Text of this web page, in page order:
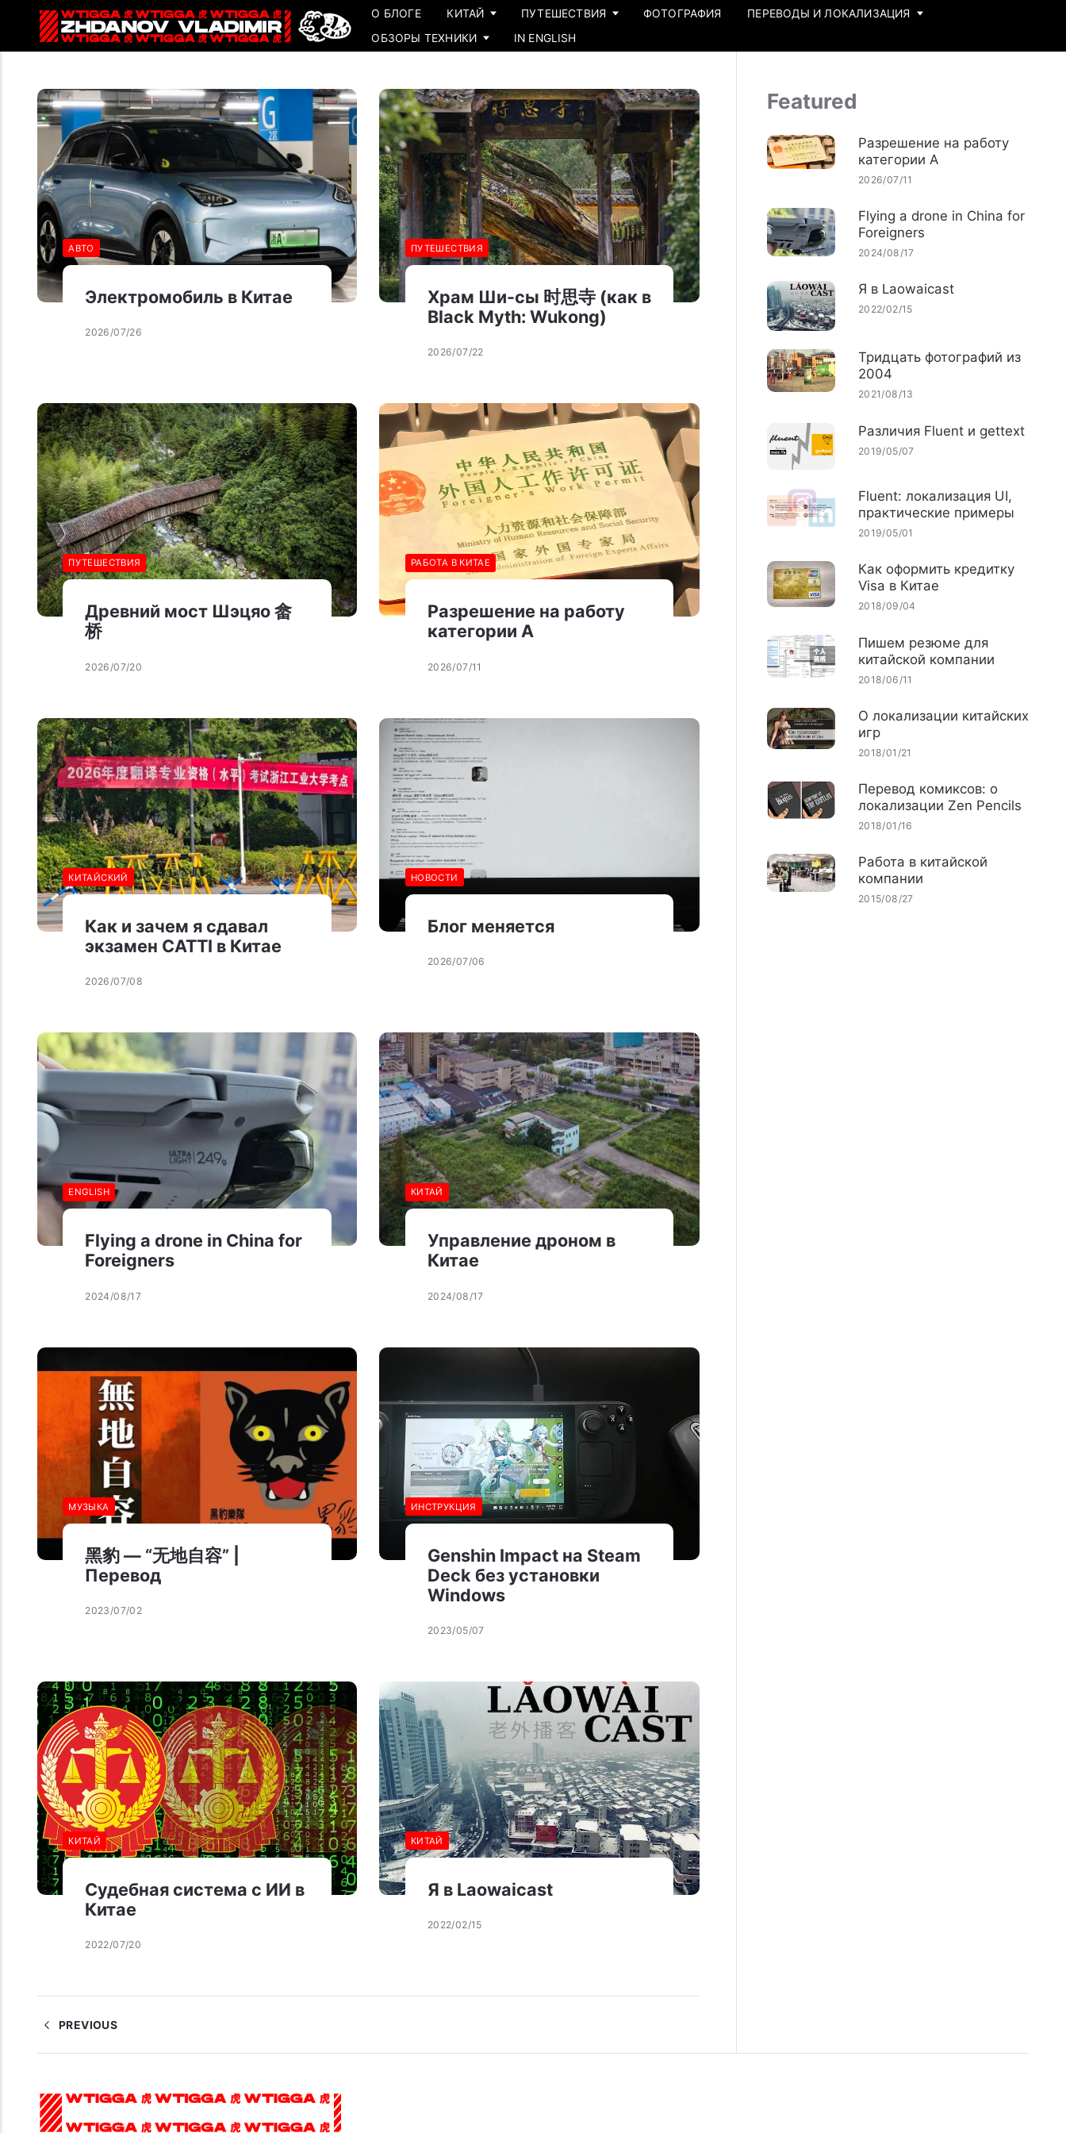
О БЛОГЕ КИТАЙ ПУТЕШЕСТВИЯ ФОТОГРАФИЯ
ПЕРЕВОДЫ И ЛОКАЛИЗАЦИЯ
ОБЗОРЫ ТЕХНИКИ
IN ENGLISH
Электромобиль в Китае
2026/07/26
АВТО
Храм Ши-сы 时思寺 (как в
Black Myth: Wukong)
2026/07/22
ПУТЕШЕСТВИЯ
Древний мост Шэцяо 畲
桥
2026/07/20
ПУТЕШЕСТВИЯ
Разрешение на работу
категории А
2026/07/11
РАБОТА В КИТАЕ
Как и зачем я сдавал
экзамен CATTI в Китае
2026/07/08
КИТАЙСКИЙ
Блог меняется
2026/07/06
НОВОСТИ
Flying a drone in China for
Foreigners
2024/08/17
ENGLISH
Управление дроном в
Китае
2024/08/17
КИТАЙ
黑豹 — “无地自容” |
Перевод
2023/07/02
МУЗЫКА
Genshin Impact на Steam
Deck без установки
Windows
2023/05/07
ИНСТРУКЦИЯ
Судебная система с ИИ в
Китае
2022/07/20
КИТАЙ
Я в Laowaicast
2022/02/15
КИТАЙ
PREVIOUS
Featured
Разрешение на работу
категории А
2026/07/11
Flying a drone in China for
Foreigners
2024/08/17
Я в Laowaicast
2022/02/15
Тридцать фотографий из
2004
2021/08/13
Различия Fluent и gettext
2019/05/07
Fluent: локализация UI,
практические примеры
2019/05/01
Как оформить кредитку
Visa в Китае
2018/09/04
Пишем резюме для
китайской компании
2018/06/11
О локализации китайских
игр
2018/01/21
Перевод комиксов: о
локализации Zen Pencils
2018/01/16
Работа в китайской
компании
2015/08/27